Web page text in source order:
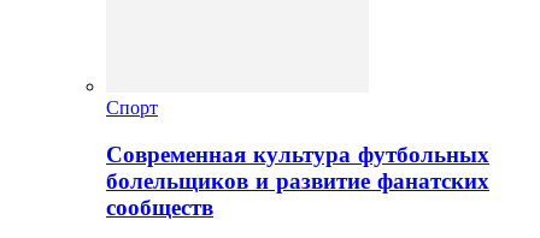
Спорт
Современная культура футбольных
болельщиков и развитие фанатских
сообществ